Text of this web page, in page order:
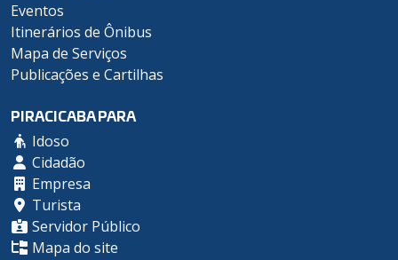
Eventos
Itinerários de Ônibus
Mapa de Serviços
Publicações e Cartilhas
PIRACICABA PARA
Idoso
Cidadão
Empresa
Turista
Servidor Público
Mapa do site